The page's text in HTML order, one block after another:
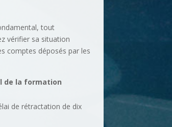
tout
vérifier sa situation
comptes déposés par les
de la formation
de rétractation de dix